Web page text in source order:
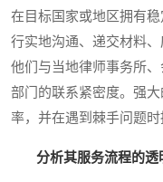
在目标国家或地区拥有
行实地沟通、递交材料
他们与当地律师事务所
部门的联系紧密度。强
率，并在遇到棘手问题时
分析其服务流程的透